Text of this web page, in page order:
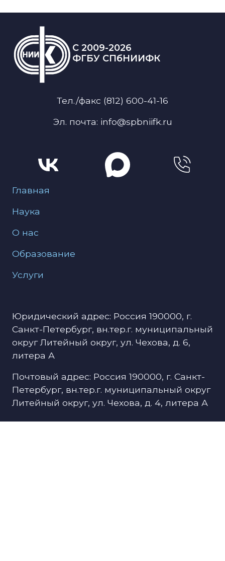
C 2009-2026
ФГБУ СПбНИИФК
Тел./факс (812) 600-41-16
Эл. почта: info@spbniifk.ru
Меню для подвала
Главная
Наука
О нас
Образование
Услуги
Юридический адрес: Россия 190000, г.
Санкт-Петербург, вн.тер.г. муниципальный
округ Литейный округ, ул. Чехова, д. 6,
литера А
Почтовый адрес: Россия 190000, г. Санкт-
Петербург, вн.тер.г. муниципальный округ
Литейный округ, ул. Чехова, д. 4, литера А